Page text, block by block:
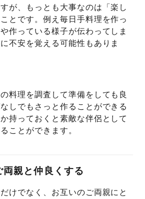
が、もっとも大事なのは「楽し
とです。例え毎日手料理を作っ
作っている様子が伝わってしま
不安を覚える可能性もありま
料理を調査して準備をしても良
しでもさっと作ることができる
持っておくと素敵な伴侶として
ことができます。
親と仲良くする
けでなく、お互いのご両親にと